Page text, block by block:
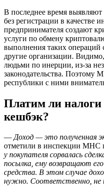
В последнее время выявляют
без регистрации в качестве
предпринимателя создают
услуги по обмену
выполнения таких
другие организации.
людьми по инерции, из-за
законодательства. Поэтому
республики с ними
Платим ли налоги
кешбэк?
—Доход — это полученная
отметили в инспекции МНС
у покупателя сорвалась
посылка, ему возвращают
средства. В этом случае
нужно. Соответственно, не